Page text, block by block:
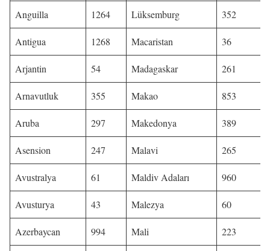
Anguilla 1264 Lüksemburg 352
Antigua 1268 Macaristan 36
Arjantin 54 Madagaskar 261
Arnavutluk 355 Makao 853
Aruba 297 Makedonya 389
Asension 247 Malavi 265
Avustralya 61 Maldiv Adaları 960
Avusturya 43 Malezya 60
Azerbaycan 994 Mali 223